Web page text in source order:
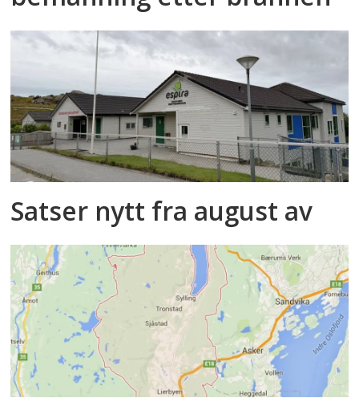
Satser nytt fra august av